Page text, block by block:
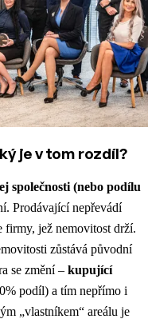
je v tom rozdíl?
společnosti (nebo podílu
Prodávající nepřevádí
firmy, jež nemovitost drží​.
zůstává původní
se změní – kupující
podíl) a tím nepřímo i
„vlastníkem“ areálu je